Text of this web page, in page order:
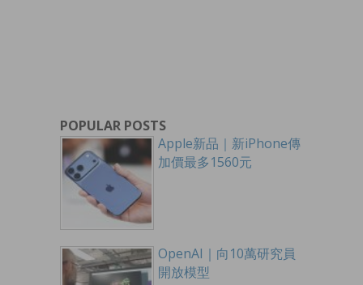
POPULAR POSTS
Apple新品｜新iPhone傳
加價最多1560元
OpenAI｜向10萬研究員
開放模型